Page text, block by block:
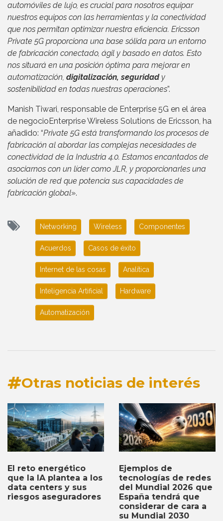
automóviles de lujo, es crucial para nosotros equipar
nuestros equipos con las herramientas y la conectividad
que nos permitan optimizar nuestra eficiencia. Ericsson
Private 5G proporciona una base sólida para un entorno
de fabricación conectado, ágil y basado en datos. Esto
nos situará en una posición óptima para mejorar en
automatización, digitalización, seguridady
sostenibilidad en todas nuestras operaciones”.
Manish Tiwari, responsable de Enterprise 5G en el área
de negocioEnterprise Wireless Solutions de Ericsson, ha
añadido: “Private 5G está transformando los procesos de
fabricación al abordar las complejas necesidades de
conectividad de la Industria 4.0. Estamos encantados de
asociarnos con un líder como JLR, y proporcionarles una
solución de red que potencia sus capacidades de
fabricación global».
Networking Wireless Componentes
Acuerdos Casos de éxito
Internet de las cosas Analítica
Inteligencia Artificial Hardware
Automatización
Otras noticias de interés
El reto energético
que la IA plantea a los
data centers y sus
riesgos aseguradores
Ejemplos de
tecnologías de redes
del Mundial 2026 que
España tendrá que
considerar de cara a
su Mundial 2030